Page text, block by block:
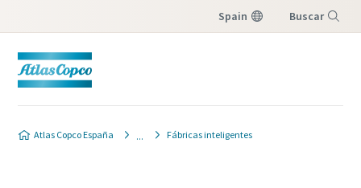
Spain Buscar
Atlas Copco España Fábricas inteligentes